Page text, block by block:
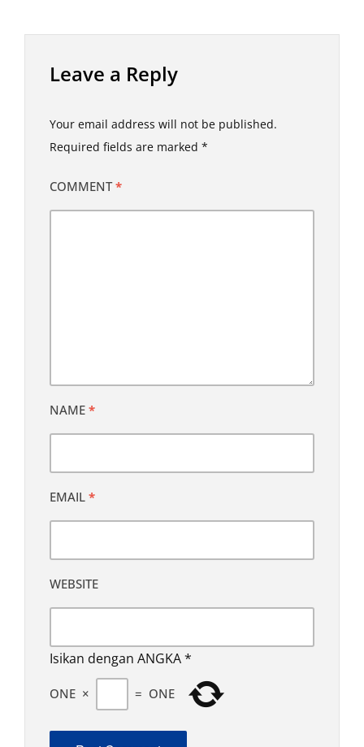
Leave a Reply
Your email address will not be published.
Required fields are marked *
COMMENT*
NAME *
EMAIL *
WEBSITE
Isikan dengan ANGKA*
ONE × = ONE